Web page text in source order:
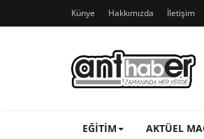
Künye Hakkımızda İletişim
EĞITIM AKTÜEL